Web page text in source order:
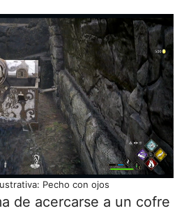
Pecho con ojos
de acercarse a un cofre